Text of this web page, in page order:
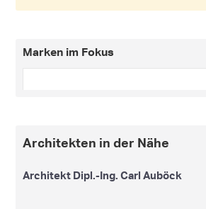
Marken im Fokus
Architekten in der Nähe
Architekt Dipl.-Ing. Carl Auböck